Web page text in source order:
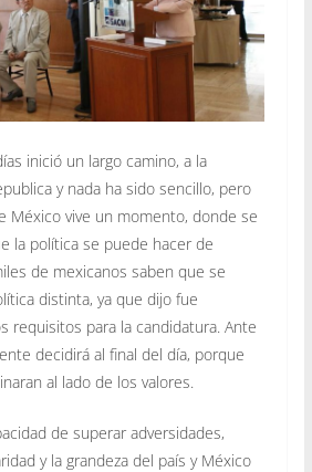
inició un largo camino, a la
y nada ha sido sencillo, pero
México vive un momento, donde se
la política se puede hacer de
de mexicanos saben que se
distinta, ya que dijo fue
requisitos para la candidatura. Ante
decidirá al final del día, porque
al lado de los valores.
de superar adversidades,
y la grandeza del país y México